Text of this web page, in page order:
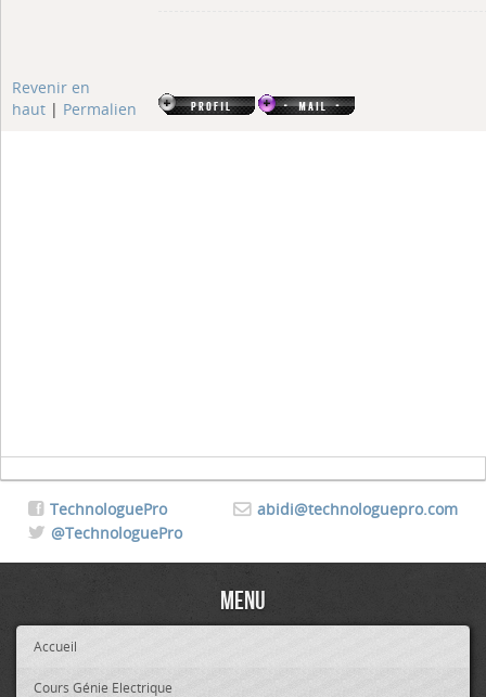
Revenir en
haut | Permalien
abidi@technologuepro.com
TechnologuePro
@TechnologuePro
Menu
Accueil
Cours Génie Electrique